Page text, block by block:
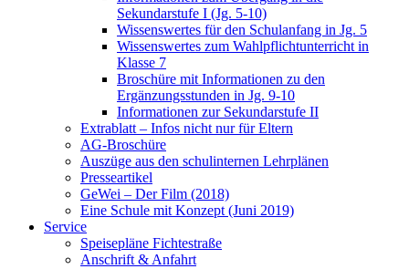
Sekundarstufe I (Jg. 5-10)
Wissenswertes für den Schulanfang in Jg. 5
Wissenswertes zum Wahlpflichtunterricht in
Klasse 7
Broschüre mit Informationen zu den
Ergänzungsstunden in Jg. 9-10
Informationen zur Sekundarstufe II
Extrablatt – Infos nicht nur für Eltern
AG-Broschüre
Auszüge aus den schulinternen Lehrplänen
Presseartikel
GeWei – Der Film (2018)
Eine Schule mit Konzept (Juni 2019)
Service
Speisepläne Fichtestraße
Anschrift & Anfahrt